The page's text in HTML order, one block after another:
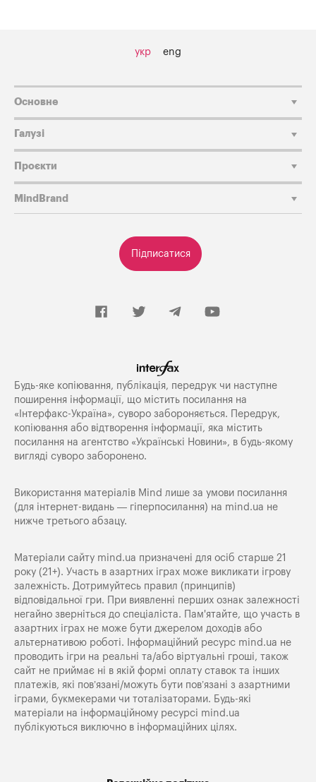
укр eng
Підписатися
Основне
Галузі
Проєкти
MindBrand
Будь-яке копiювання, публiкацiя, передрук чи наступне
поширення iнформацiї, що мiстить посилання на
«Iнтерфакс-Україна», суворо забороняється. Передрук,
копіювання або відтворення інформації, яка містить
посилання на агентство «Українські Новини», в будь-якому
вигляді суворо заборонено.
Використання матеріалів Mind лише за умови посилання
(для інтернет-видань — гіперпосилання) на mind.ua не
нижче третього абзацу.
Матеріали сайту mind.ua призначені для осіб старше 21
року (21+). Участь в азартних іграх може викликати ігрову
залежність. Дотримуйтесь правил (принципів)
відповідальної гри. При виявленні перших ознак залежності
негайно зверніться до спеціаліста. Пам'ятайте, що участь в
азартних іграх не може бути джерелом доходів або
альтернативою роботі. Інформаційний ресурс mind.ua не
проводить ігри на реальні та/або віртуальні гроші, також
сайт не приймає ні в якій формі оплату ставок та інших
платежів, які пов’язані/можуть бути пов’язані з азартними
іграми, букмекерами чи тоталізаторами. Будь-які
матеріали на інформаційному ресурсі mind.ua
публікуються виключно в інформаційних цілях.